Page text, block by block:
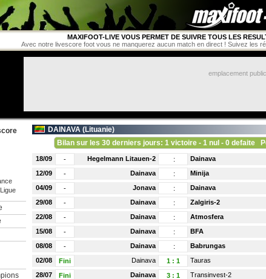
MAXIFOOT-LIVE VOUS PERMET DE SUIVRE TOUS LES
Avec notre livescore foot vous ne manquerez aucun match en direct ! Suivez les
emplacement
DAINAVA (Lituanie)
Bilan sur les 30 derniers jours: 1 victoire - 1 nul - 0 defaite
18/09 - Hegelmann Litauen-2 : Dainava
12/09 - Dainava : Minija
04/09 - Jonava : Dainava
29/08 - Dainava : Zalgiris-2
22/08 - Dainava : Atmosfera
15/08 - Dainava : BFA
08/08 - Dainava : Babrungas
02/08 Fini Dainava 1: 1 Tauras
28/07 Fini Dainava 3: 1 Transinvest-2